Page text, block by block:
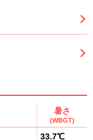
暑さ
(WBGT)
33.7℃